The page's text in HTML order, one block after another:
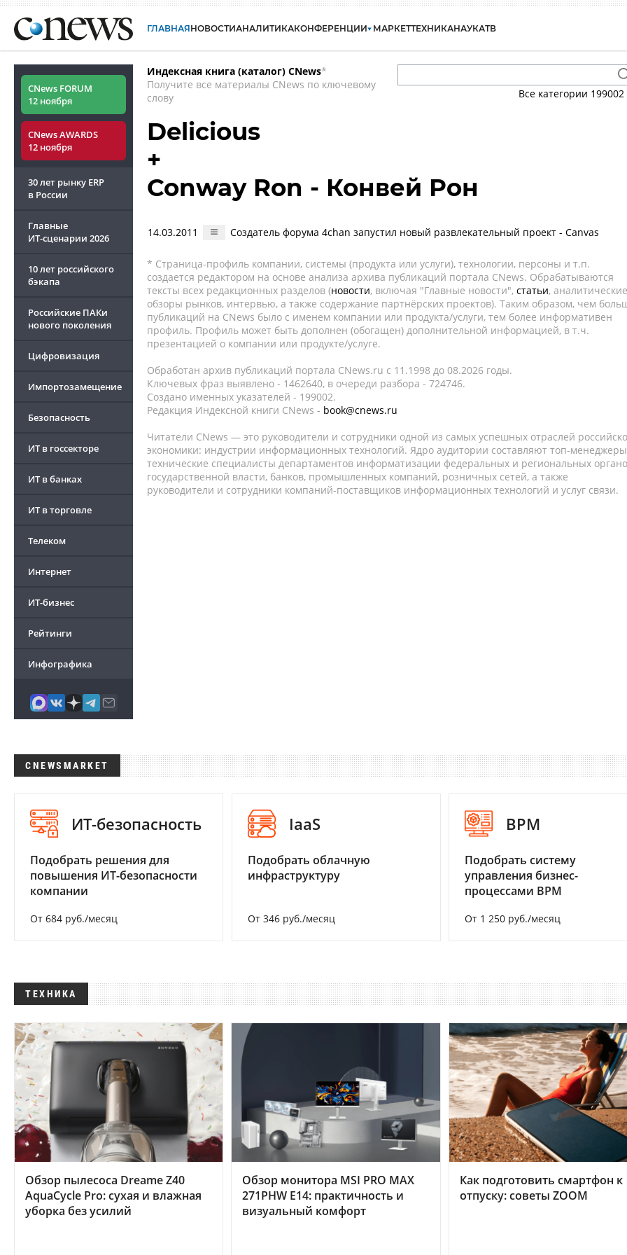
ГЛАВНАЯНОВОСТИАНАЛИТИКАКОНФЕРЕНЦИИ МАРКЕТТЕХНИКАНАУКАТВ
CNews FORUM
12 ноября
CNews AWARDS
12 ноября
30 лет рынку ERP
в России
Главные
ИТ-сценарии 2026
10 лет российского
бэкапа
Российские ПАКи
нового поколения
Цифровизация
Импортозамещение
Безопасность
ИТ в госсекторе
ИТ в банках
ИТ в торговле
Телеком
Интернет
ИТ-бизнес
Рейтинги
Инфографика
Индексная книга (каталог) CNews*
Получите все материалы CNews по ключевому
слову
Все категории 199002
Delicious
+
Conway Ron - Конвей Рон
14.03.2011 Создатель форума 4chan запустил новый развлекательный проект - Canvas
* Страница-профиль компании, системы (продукта или услуги), технологии, персоны и т.п.
создается редактором на основе анализа архива публикаций портала CNews. Обрабатываются
тексты всех редакционных разделов (новости, включая "Главные новости", статьи, аналитические
обзоры рынков, интервью, а также содержание партнёрских проектов). Таким образом, чем
публикаций на CNews было с именем компании или продукта/услуги, тем более информативен
профиль. Профиль может быть дополнен (обогащен) дополнительной информацией, в т.ч.
презентацией о компании или продукте/услуге.
Обработан архив публикаций портала CNews.ru c 11.1998 до 08.2026 годы.
Ключевых фраз выявлено - 1462640, в очереди разбора - 724746.
Создано именных указателей - 199002.
Редакция Индексной книги CNews - book@cnews.ru
Читатели CNews — это руководители и сотрудники одной из самых успешных отраслей
экономики: индустрии информационных технологий. Ядро аудитории составляют топ-
технические специалисты департаментов информатизации федеральных и региональных
государственной власти, банков, промышленных компаний, розничных сетей, а также
руководители и сотрудники компаний-поставщиков информационных технологий и услуг связи.
CNEWSMARKET
ИТ-безопасность
Подобрать решения для
повышения ИТ-безопасности
компании
От 684 руб./месяц
IaaS
Подобрать облачную
инфраструктуру
От 346 руб./месяц
BPM
Подобрать систему
управления бизнес-
процессами BPM
От 1 250 руб./месяц
ТЕХНИКА
Обзор пылесоса Dreame Z40
AquaCycle Pro: сухая и влажная
уборка без усилий
Обзор монитора MSI PRO MAX
271PHW E14: практичность и
визуальный комфорт
Как подготовить смартфон к
отпуску: советы ZOOM